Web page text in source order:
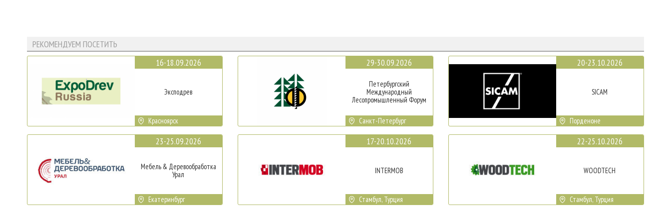
РЕКОМЕНДУЕМ ПОСЕТИТЬ
16-18.09.2026
Эксподрев
Красноярск
23-25.09.2026
Мебель & Деревообработка
Урал
Екатеринбург
29-30.09.2026
Петербургский
Международный
Лесопромышленный Форум
Санкт-Петербург
17-20.10.2026
INTERMOB
Стамбул, Турция
20-23.10.2026
SICAM
Порденоне
22-25.10.2026
WOODTECH
Стамбул, Турция